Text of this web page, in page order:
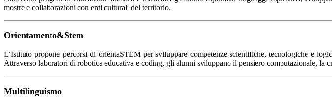
mostre e collaborazioni con enti culturali del territorio.
Orientamento&Stem
L’Istituto propone percorsi di orientaSTEM per sviluppare competenze scientifiche, tecnologiche e
Attraverso laboratori di robotica educativa e coding, gli alunni sviluppano il pensiero computazionale,
Multilinguismo